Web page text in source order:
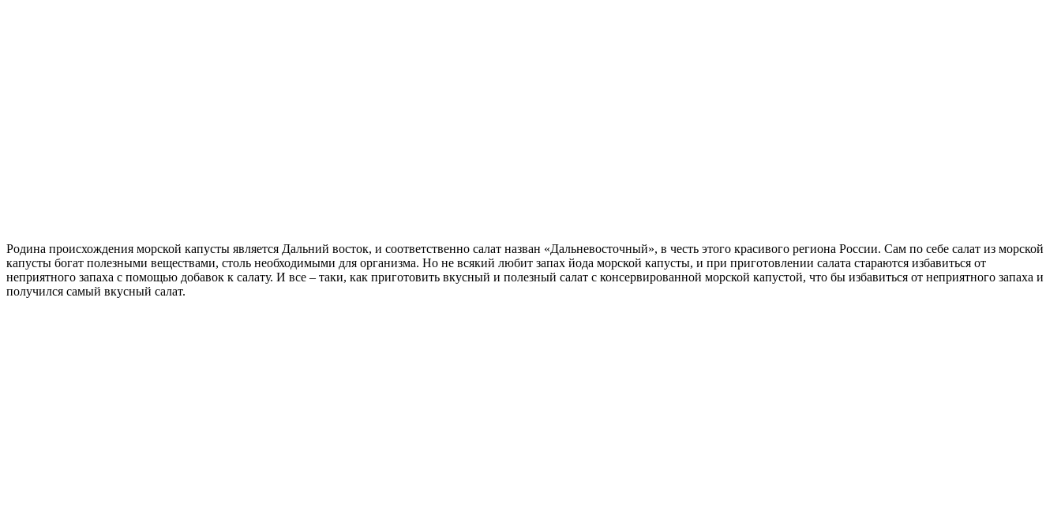
Родина происхождения морской капусты является Дальний восток, и соответственно салат назван «Дальневосточный», в честь этого красивого региона России. Сам по себе салат из морской
капусты богат полезными веществами, столь необходимыми для организма. Но не всякий любит запах йода морской капусты, и при приготовлении салата стараются избавиться от
неприятного запаха с помощью добавок к салату. И все – таки, как приготовить вкусный и полезный салат с консервированной морской капустой, что бы избавиться от неприятного запаха и
получился самый вкусный салат.